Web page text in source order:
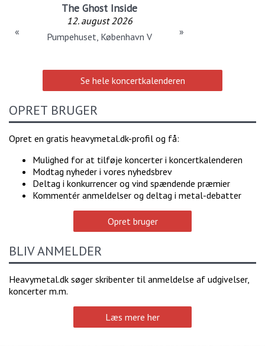
The Ghost Inside
12. august 2026
Pumpehuset, København V
« »
Se hele koncertkalenderen
OPRET BRUGER
Opret en gratis heavymetal.dk-profil og få:
Mulighed for at tilføje koncerter i koncertkalenderen
Modtag nyheder i vores nyhedsbrev
Deltag i konkurrencer og vind spændende præmier
Kommentér anmeldelser og deltag i metal-debatter
Opret bruger
BLIV ANMELDER
Heavymetal.dk søger skribenter til anmeldelse af udgivelser,
koncerter m.m.
Læs mere her